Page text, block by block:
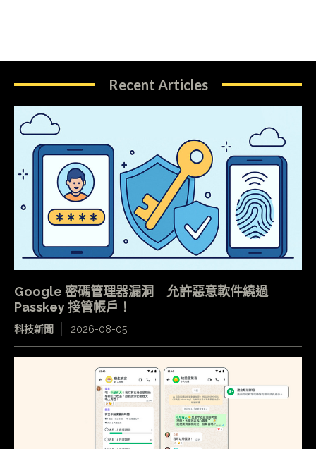
Recent Articles
Google 密碼管理器漏洞 允許惡意軟件繞過
Passkey 接管帳戶！
科技新聞 2026-08-05